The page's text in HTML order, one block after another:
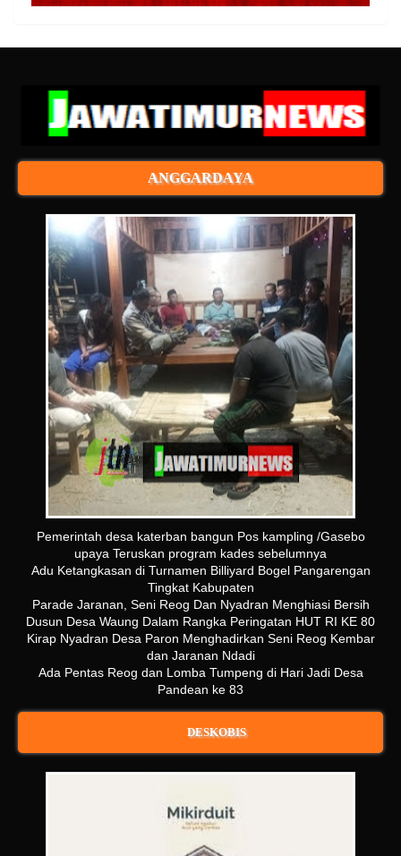
ANGGARDAYA
Pemerintah desa katerban bangun Pos kampling /Gasebo
upaya Teruskan program kades sebelumnya
Adu Ketangkasan di Turnamen Billiyard Bogel Pangarengan
Tingkat Kabupaten
Parade Jaranan, Seni Reog Dan Nyadran Menghiasi Bersih
Dusun Desa Waung Dalam Rangka Peringatan HUT RI KE 80
Kirap Nyadran Desa Paron Menghadirkan Seni Reog Kembar
dan Jaranan Ndadi
Ada Pentas Reog dan Lomba Tumpeng di Hari Jadi Desa
Pandean ke 83
DESKOBIS